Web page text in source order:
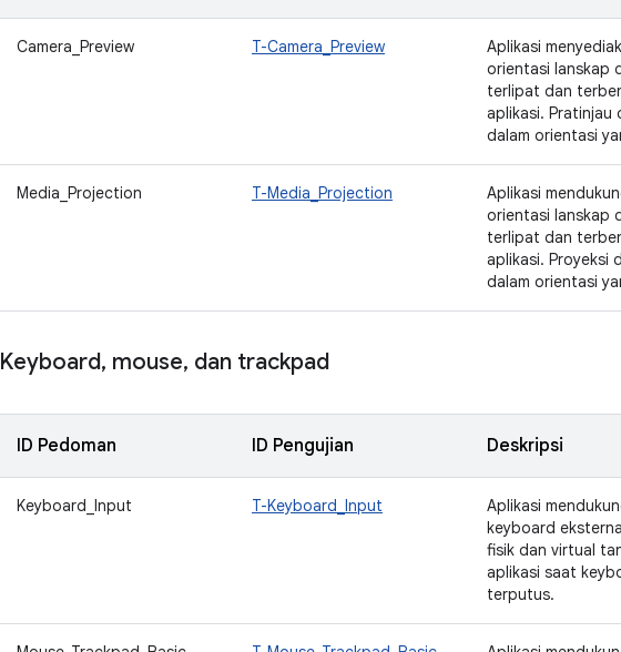
Camera_Preview T-Camera_Preview
Aplikasi
orientasi lanskap
terlipat dan
aplikasi. Pratinjau
dalam orientasi
Media_Projection T-Media_Projection Aplikasi
orientasi lanskap
terlipat dan
aplikasi. Proyeksi
dalam orientasi
Keyboard, mouse, dan trackpad
ID Pedoman ID Pengujian Deskripsi
Keyboard_Input T-Keyboard_Input
Aplikasi
keyboard
fisik dan virtual
aplikasi saat
terputus.